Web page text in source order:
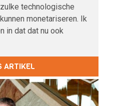
technologische
monetariseren. Ik
in dat dat nu ook
ARTIKEL